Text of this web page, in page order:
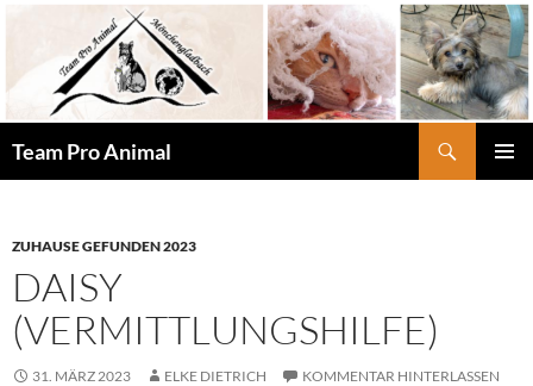
springen
Team Pro Animal
ZUHAUSE GEFUNDEN 2023
DAISY
(VERMITTLUNGSHILFE)
31. MÄRZ 2023 ELKE DIETRICH KOMMENTAR HINTERLASSEN